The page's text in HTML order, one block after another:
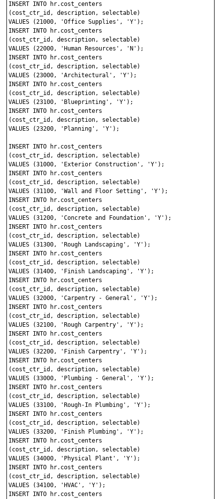
INSERT INTO hr.cost_centers
(cost_ctr_id, description, selectable)
VALUES (21000, 'Office Supplies', 'Y');
INSERT INTO hr.cost_centers
(cost_ctr_id, description, selectable)
VALUES (22000, 'Human Resources', 'N');
INSERT INTO hr.cost_centers
(cost_ctr_id, description, selectable)
VALUES (23000, 'Architectural', 'Y');
INSERT INTO hr.cost_centers
(cost_ctr_id, description, selectable)
VALUES (23100, 'Blueprinting', 'Y');
INSERT INTO hr.cost_centers
(cost_ctr_id, description, selectable)
VALUES (23200, 'Planning', 'Y');
INSERT INTO hr.cost_centers
(cost_ctr_id, description, selectable)
VALUES (31000, 'Exterior Construction', 'Y');
INSERT INTO hr.cost_centers
(cost_ctr_id, description, selectable)
VALUES (31100, 'Wall and Floor Setting', 'Y');
INSERT INTO hr.cost_centers
(cost_ctr_id, description, selectable)
VALUES (31200, 'Concrete and Foundation', 'Y');
INSERT INTO hr.cost_centers
(cost_ctr_id, description, selectable)
VALUES (31300, 'Rough Landscaping', 'Y');
INSERT INTO hr.cost_centers
(cost_ctr_id, description, selectable)
VALUES (31400, 'Finish Landscaping', 'Y');
INSERT INTO hr.cost_centers
(cost_ctr_id, description, selectable)
VALUES (32000, 'Carpentry - General', 'Y');
INSERT INTO hr.cost_centers
(cost_ctr_id, description, selectable)
VALUES (32100, 'Rough Carpentry', 'Y');
INSERT INTO hr.cost_centers
(cost_ctr_id, description, selectable)
VALUES (32200, 'Finish Carpentry', 'Y');
INSERT INTO hr.cost_centers
(cost_ctr_id, description, selectable)
VALUES (33000, 'Plumbing - General', 'Y');
INSERT INTO hr.cost_centers
(cost_ctr_id, description, selectable)
VALUES (33100, 'Rough-In Plumbing', 'Y');
INSERT INTO hr.cost_centers
(cost_ctr_id, description, selectable)
VALUES (33200, 'Finish Plumbing', 'Y');
INSERT INTO hr.cost_centers
(cost_ctr_id, description, selectable)
VALUES (34000, 'Physical Plant', 'Y');
INSERT INTO hr.cost_centers
(cost_ctr_id, description, selectable)
VALUES (34100, 'HVAC', 'Y');
INSERT INTO hr.cost_centers